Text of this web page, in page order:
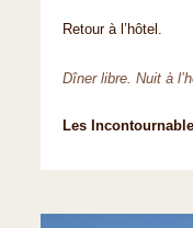
Retour à l’hôtel.
Dîner libre. Nuit à
Les